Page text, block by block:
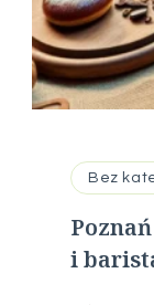
Bez
i